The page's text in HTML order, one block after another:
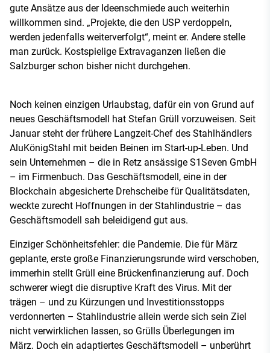
gute Ansätze aus der Ideenschmiede auch weiterhin
willkommen sind. „Projekte, die den USP verdoppeln,
werden jedenfalls weiterverfolgt“, meint er. Andere stelle
man zurück. Kostspielige Extravaganzen ließen die
Salzburger schon bisher nicht durchgehen.
Noch keinen einzigen Urlaubstag, dafür ein von Grund auf
neues Geschäftsmodell hat Stefan Grüll vorzuweisen. Seit
Januar steht der frühere Langzeit-Chef des Stahlhändlers
AluKönigStahl mit beiden Beinen im Start-up-Leben. Und
sein Unternehmen – die in Retz ansässige S1Seven GmbH
– im Firmenbuch. Das Geschäftsmodell, eine in der
Blockchain abgesicherte Drehscheibe für Qualitätsdaten,
weckte zurecht Hoffnungen in der Stahlindustrie – das
Geschäftsmodell sah beleidigend gut aus.
Einziger Schönheitsfehler: die Pandemie. Die für März
geplante, erste große Finanzierungsrunde wird verschoben,
immerhin stellt Grüll eine Brückenfinanzierung auf. Doch
schwerer wiegt die disruptive Kraft des Virus. Mit der
trägen – und zu Kürzungen und Investitionsstopps
verdonnerten – Stahlindustrie allein werde sich sein Ziel
nicht verwirklichen lassen, so Grülls Überlegungen im
März. Doch ein adaptiertes Geschäftsmodell – unberührt